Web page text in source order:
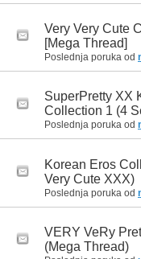
Very Very Cute
[Mega Thread]
Poslednja poruka od
SuperPretty XX
Collection 1 (4
Poslednja poruka od
Korean Eros
Very Cute XXX)
Poslednja poruka od
VERY VeRy
(Mega Thread)